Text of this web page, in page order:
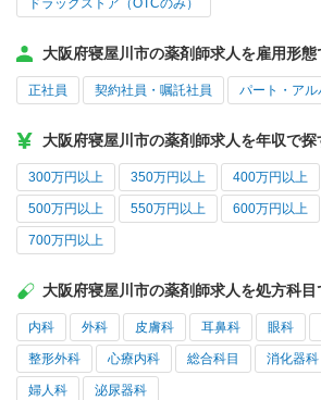
ドラッグストア（OTCのみ）
大阪府寝屋川市の薬剤師求人を雇用形態
正社員 契約社員・嘱託社員 パート・アル
大阪府寝屋川市の薬剤師求人を年収で探
300万円以上 350万円以上 400万円以上
500万円以上 550万円以上 600万円以上
700万円以上
大阪府寝屋川市の薬剤師求人を処方科目
内科 外科 皮膚科 耳鼻科 眼科
整形外科 心療内科 総合科目 消化器科
婦人科 泌尿器科